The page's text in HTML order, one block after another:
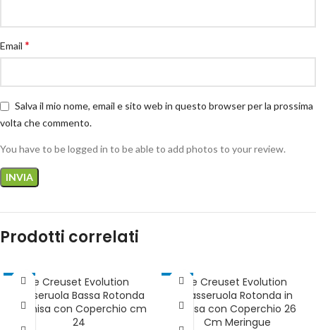
Email *
Salva il mio nome, email e sito web in questo browser per la prossima
volta che commento.
You have to be logged in to be able to add photos to your review.
Prodotti correlati
-36%
IN EVIDENZA
Le Creuset Evolution
Casseruola Bassa Rotonda
in Ghisa con Coperchio cm
24
-35%
SOLD OUT
IN EVIDENZA
Le Creuset Evolution
Casseruola Rotonda in
Ghisa con Coperchio 26
Cm Meringue